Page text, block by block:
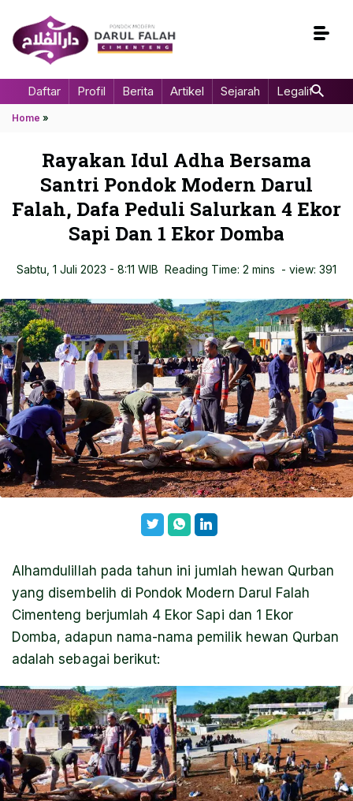
Daftar Profil Berita Artikel Sejarah Legalitas
Home »
Rayakan Idul Adha Bersama
Santri Pondok Modern Darul
Falah, Dafa Peduli Salurkan 4 Ekor
Sapi Dan 1 Ekor Domba
Sabtu, 1 Juli 2023 - 8:11 WIB Reading Time: 2 mins - view: 391
Alhamdulillah pada tahun ini jumlah hewan Qurban
yang disembelih di Pondok Modern Darul Falah
Cimenteng berjumlah 4 Ekor Sapi dan 1 Ekor
Domba, adapun nama-nama pemilik hewan Qurban
adalah sebagai berikut: